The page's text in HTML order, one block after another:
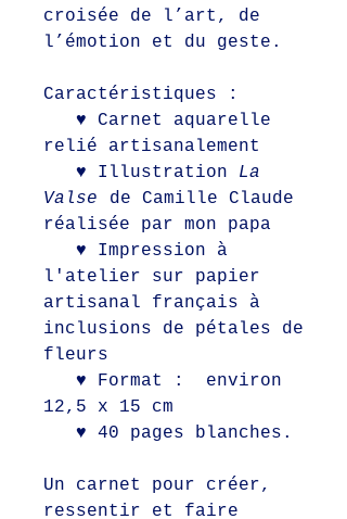
croisée de l’art, de
l’émotion et du geste.
Caractéristiques :
♥ Carnet aquarelle
relié artisanalement
♥ Illustration La
Valse
de Camille Claude
réalisée par mon papa
♥ Impression à
l'atelier sur papier
artisanal français à
inclusions de pétales de
fleurs
♥ Format : environ
12,5 x 15 cm
♥ 40 pages blanches.
Un carnet pour créer,
ressentir et faire